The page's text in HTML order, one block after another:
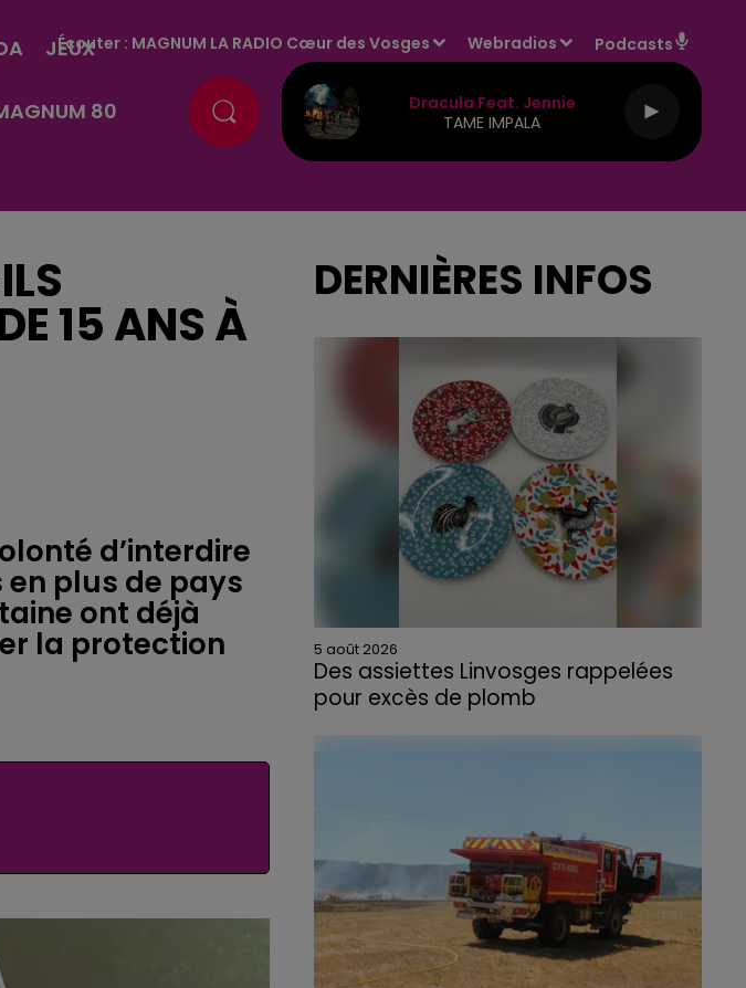
JEUX
80
Écouter : MAGNUM LA RADIO Cœur des Vosges Webradios Podcasts
Dracula Feat. Jennie
TAME IMPALA
15 ANS À
d’interdire
en plus de pays
ont déjà
la protection
DERNIÈRES INFOS
5 août 2026
Des assiettes Linvosges rappelées
pour excès de plomb